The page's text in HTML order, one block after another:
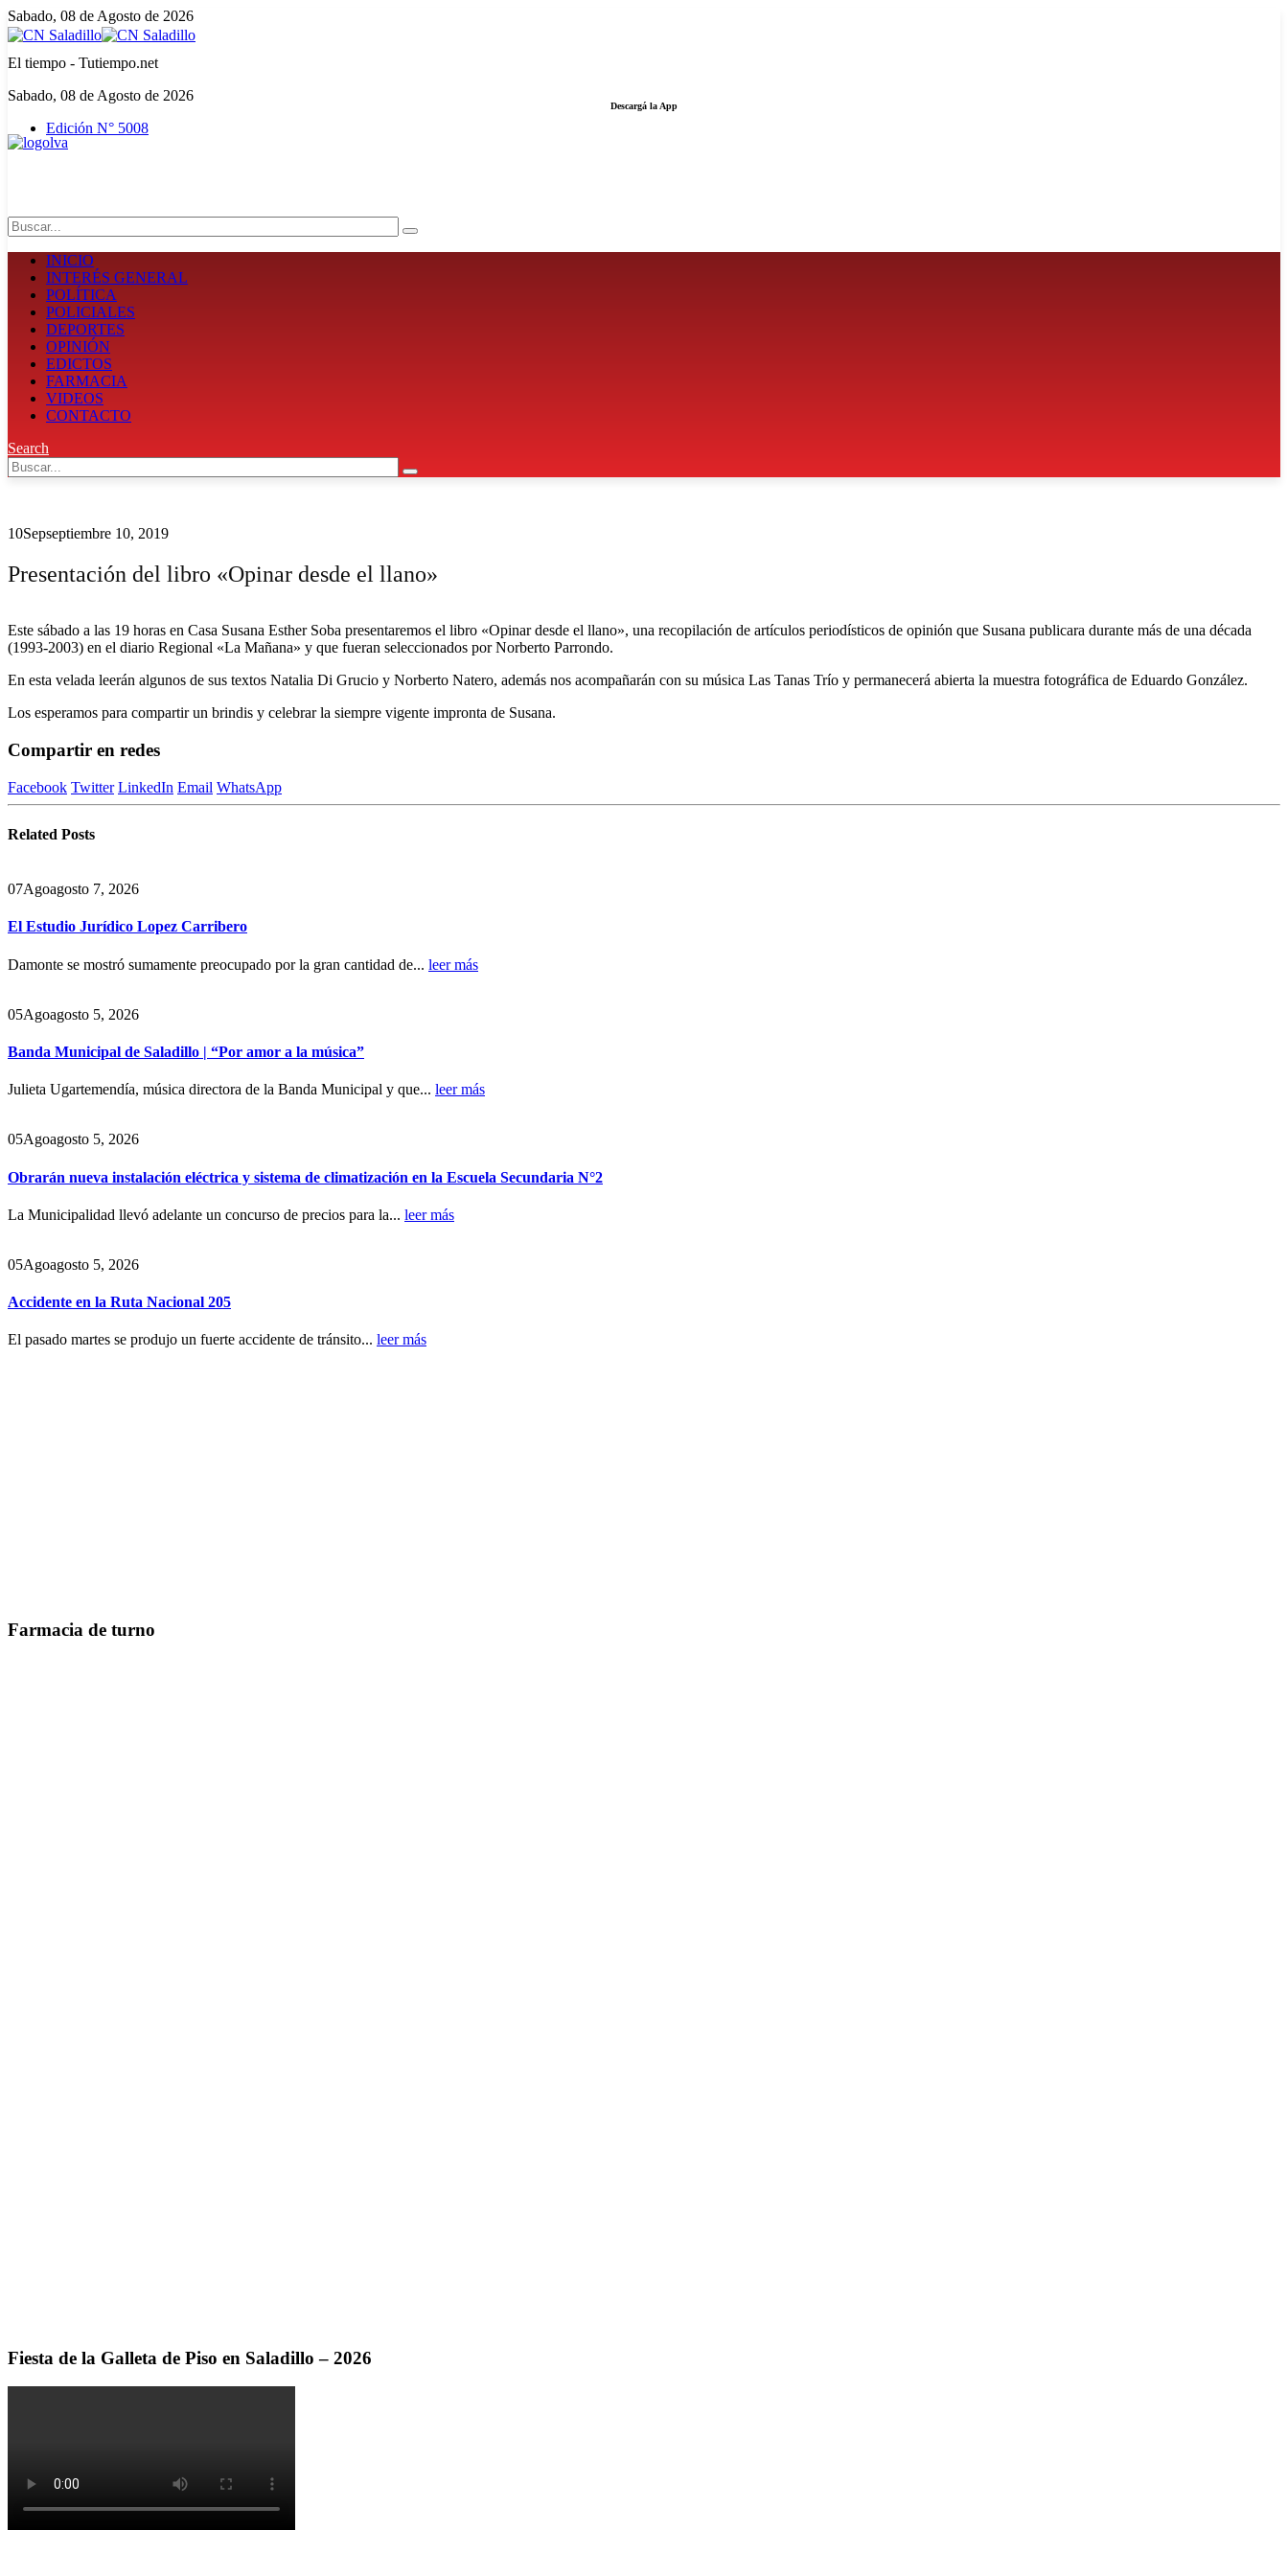
Sabado, 08 de Agosto de 2026
El tiempo - Tutiempo.net
Sabado, 08 de Agosto de 2026
Edición N° 5008
Descargá la App
INICIO
INTERÉS GENERAL
POLÍTICA
POLICIALES
DEPORTES
OPINIÓN
EDICTOS
FARMACIA
VIDEOS
CONTACTO
Search
10Sepseptiembre 10, 2019
Presentación del libro «Opinar desde el llano»
Este sábado a las 19 horas en Casa Susana Esther Soba presentaremos el libro «Opinar desde el llano», una recopilación de artículos periodísticos de opinión que Susana publicara durante más de una década
(1993-2003) en el diario Regional «La Mañana» y que fueran seleccionados por Norberto Parrondo.
En esta velada leerán algunos de sus textos Natalia Di Grucio y Norberto Natero, además nos acompañarán con su música Las Tanas Trío y permanecerá abierta la muestra fotográfica de Eduardo González.
Los esperamos para compartir un brindis y celebrar la siempre vigente impronta de Susana.
Compartir en redes
Facebook Twitter LinkedIn Email WhatsApp
Related Posts
07Agoagosto 7, 2026
El Estudio Jurídico Lopez Carribero
Damonte se mostró sumamente preocupado por la gran cantidad de... leer más
05Agoagosto 5, 2026
Banda Municipal de Saladillo | “Por amor a la música”
Julieta Ugartemendía, música directora de la Banda Municipal y que... leer más
05Agoagosto 5, 2026
Obrarán nueva instalación eléctrica y sistema de climatización en la Escuela Secundaria N°2
La Municipalidad llevó adelante un concurso de precios para la... leer más
05Agoagosto 5, 2026
Accidente en la Ruta Nacional 205
El pasado martes se produjo un fuerte accidente de tránsito... leer más
Farmacia de turno
Fiesta de la Galleta de Piso en Saladillo – 2026